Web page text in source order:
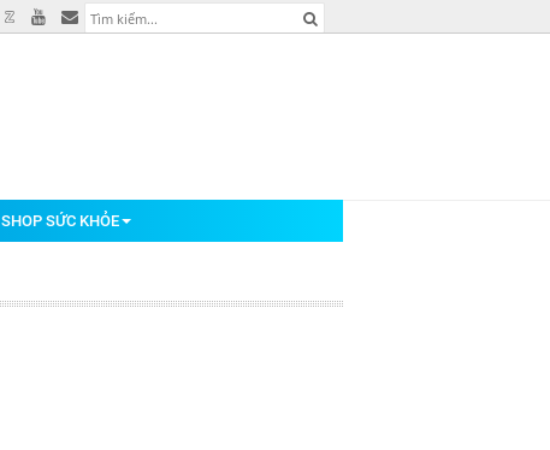
SHOP SỨC KHỎE